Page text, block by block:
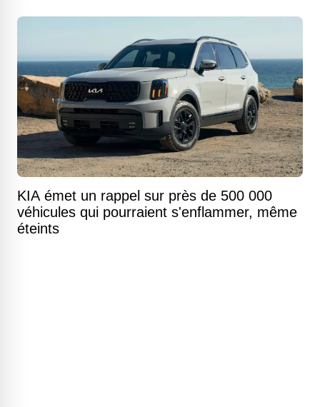
KIA émet un rappel sur près de 500 000
véhicules qui pourraient s'enflammer, même
éteints